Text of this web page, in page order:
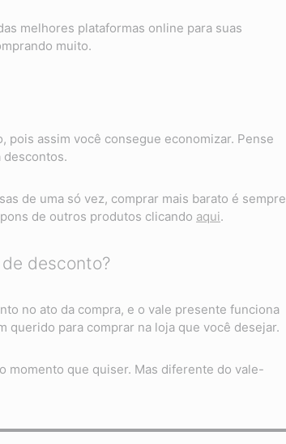
melhores plataformas online para suas
muito.
pois assim você consegue economizar. Pense
descontos.
de uma só vez, comprar mais barato é sempre
de outros produtos clicando aqui.
desconto?
no ato da compra, e o vale presente funciona
querido para comprar na loja que você desejar.
momento que quiser. Mas diferente do vale-